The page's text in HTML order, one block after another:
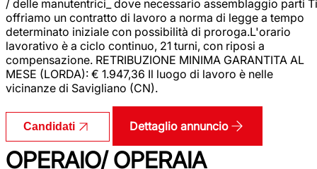
/ delle manutentrici_ dove necessario assemblaggio parti Ti
offriamo un contratto di lavoro a norma di legge a tempo
determinato iniziale con possibilità di proroga.L'orario
lavorativo è a ciclo continuo, 21 turni, con riposi a
compensazione. RETRIBUZIONE MINIMA GARANTITA AL
MESE (LORDA): € 1.947,36 Il luogo di lavoro è nelle
vicinanze di Savigliano (CN).
Candidati Dettaglio annuncio
OPERAIO/ OPERAIA